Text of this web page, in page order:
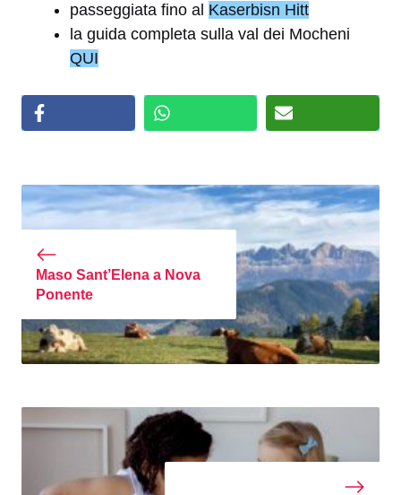
passeggiata fino al Kaserbisn Hitt
la guida completa sulla val dei Mocheni
QUI
Maso Sant’Elena a Nova
Ponente